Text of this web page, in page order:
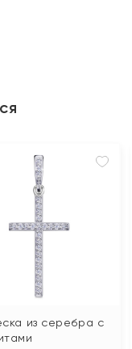
из серебра с